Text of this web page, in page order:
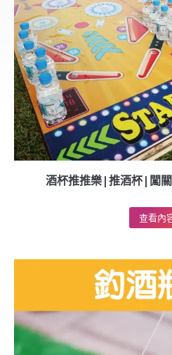
酒杯推推樂|推酒杯|闖
查看內